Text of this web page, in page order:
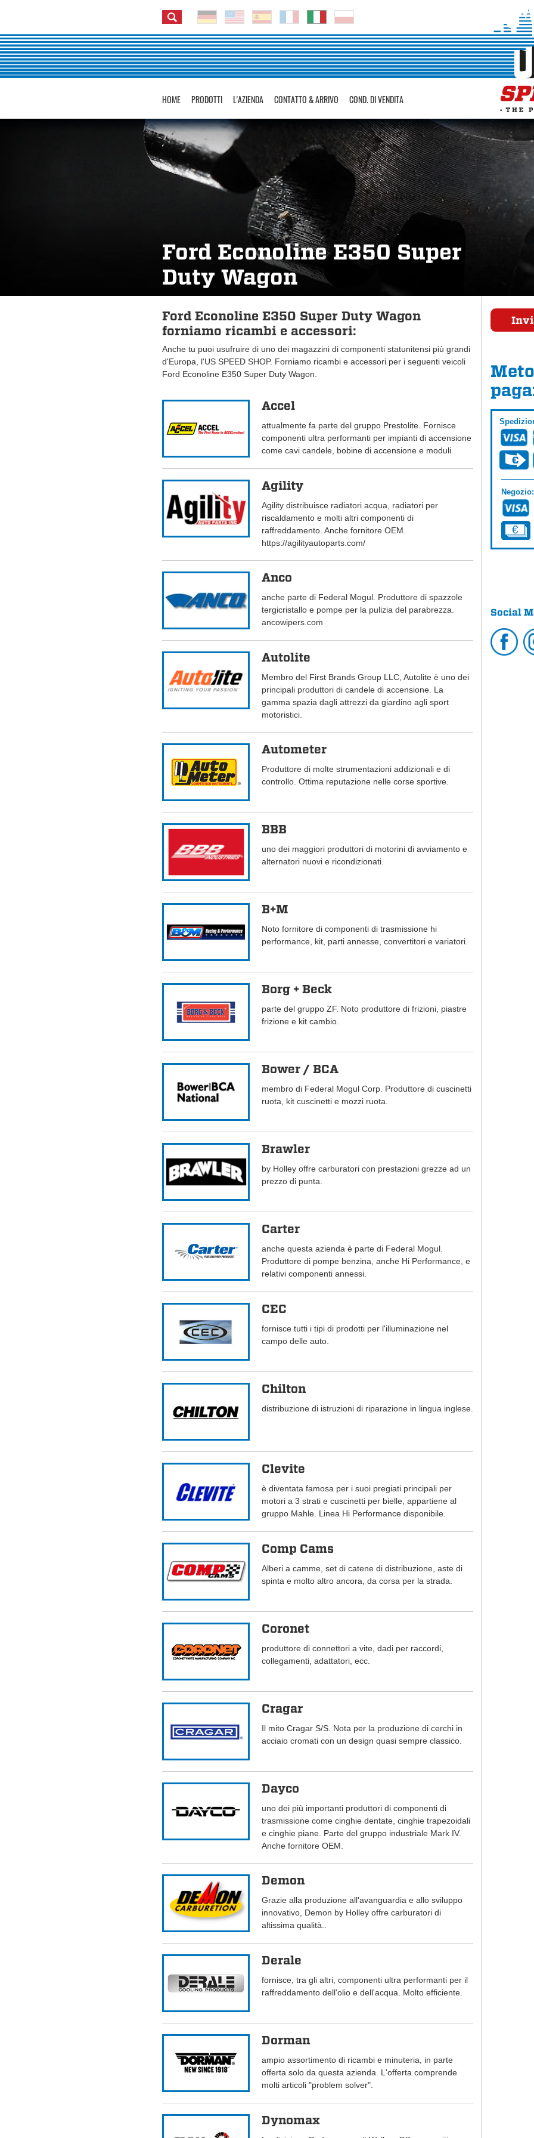
HOME PRODOTTI L'AZIENDA CONTATTO & ARRIVO COND. DI VENDITA
Ford Econoline E350 Super
Duty Wagon
Ford Econoline E350 Super Duty Wagon
forniamo ricambi e accessori:
Anche tu puoi usufruire di uno dei magazzini di componenti statunitensi più grandi
d'Europa, l'US SPEED SHOP. Forniamo ricambi e accessori per i seguenti veicoli
Ford Econoline E350 Super Duty Wagon.
Accel
attualmente fa parte del gruppo Prestolite. Fornisce
componenti ultra performanti per impianti di accensione
come cavi candele, bobine di accensione e moduli.
Agility
Agility distribuisce radiatori acqua, radiatori per
riscaldamento e molti altri componenti di
raffreddamento. Anche fornitore OEM.
https://agilityautoparts.com/
Anco
anche parte di Federal Mogul. Produttore di spazzole
tergicristallo e pompe per la pulizia del parabrezza.
ancowipers.com
Autolite
Membro del First Brands Group LLC, Autolite è uno dei
principali produttori di candele di accensione. La
gamma spazia dagli attrezzi da giardino agli sport
motoristici.
Autometer
Produttore di molte strumentazioni addizionali e di
controllo. Ottima reputazione nelle corse sportive.
BBB
uno dei maggiori produttori di motorini di avviamento e
alternatori nuovi e ricondizionati.
B+M
Noto fornitore di componenti di trasmissione hi
performance, kit, parti annesse, convertitori e variatori.
Borg + Beck
parte del gruppo ZF. Noto produttore di frizioni, piastre
frizione e kit cambio.
Bower / BCA
membro di Federal Mogul Corp. Produttore di cuscinetti
ruota, kit cuscinetti e mozzi ruota.
Brawler
by Holley offre carburatori con prestazioni grezze ad un
prezzo di punta.
Carter
anche questa azienda è parte di Federal Mogul.
Produttore di pompe benzina, anche Hi Performance, e
relativi componenti annessi.
CEC
fornisce tutti i tipi di prodotti per l'illuminazione nel
campo delle auto.
Chilton
distribuzione di istruzioni di riparazione in lingua inglese.
Clevite
è diventata famosa per i suoi pregiati principali per
motori a 3 strati e cuscinetti per bielle, appartiene al
gruppo Mahle. Linea Hi Performance disponibile.
Comp Cams
Alberi a camme, set di catene di distribuzione, aste di
spinta e molto altro ancora, da corsa per la strada.
Coronet
produttore di connettori a vite, dadi per raccordi,
collegamenti, adattatori, ecc.
Cragar
Il mito Cragar S/S. Nota per la produzione di cerchi in
acciaio cromati con un design quasi sempre classico.
Dayco
uno dei più importanti produttori di componenti di
trasmissione come cinghie dentate, cinghie trapezoidali
e cinghie piane. Parte del gruppo industriale Mark IV.
Anche fornitore OEM.
Demon
Grazie alla produzione all'avanguardia e allo sviluppo
innovativo, Demon by Holley offre carburatori di
altissima qualità..
Derale
fornisce, tra gli altri, componenti ultra performanti per il
raffreddamento dell'olio e dell'acqua. Molto efficiente.
Dorman
ampio assortimento di ricambi e minuteria, in parte
offerta solo da questa azienda. L'offerta comprende
molti articoli "problem solver".
Dynomax
Negozio:
Social